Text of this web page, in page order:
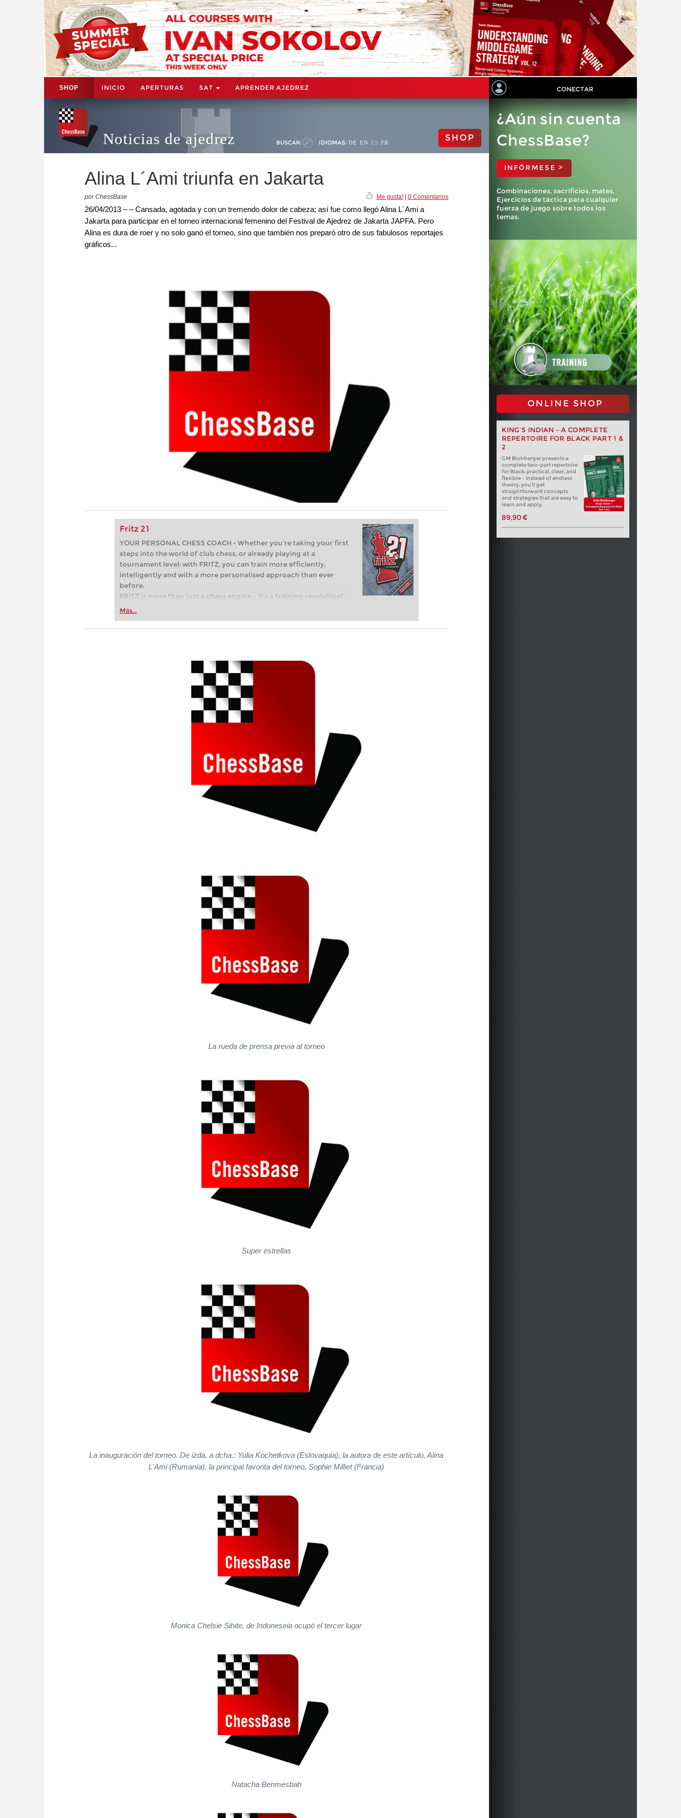
SHOP INICIO APERTURAS SAT APRENDER AJEDREZ CONECTAR
Noticias de ajedrez BUSCAR: IDIOMAS: DE EN ES FR SHOP
Alina L´Ami triunfa en Jakarta
por ChessBase Me gusta!| 0 Comentarios
26/04/2013 – – Cansada, agotada y con un tremendo dolor de cabeza; así fue como llegó Alina L´Ami a
Jakarta para participar en el torneo internacional femenino del Festival de Ajedrez de Jakarta JAPFA. Pero
Alina es dura de roer y no solo ganó el torneo, sino que también nos preparó otro de sus fabulosos reportajes
gráficos...
Fritz 21
YOUR PERSONAL CHESS COACH - Whether you’re taking your first
steps into the world of club chess, or already playing at a
tournament level: with FRITZ, you can train more efficiently,
intelligently and with a more personalised approach than ever
before.
FRITZ is more than just a chess engine – it’s a training revolution!
Whether you’re taking your first steps into the world of club chess,
more efficiently, intelligently and with a more personalised
Más...
¿Aún sin cuenta
ChessBase?
INFÓRMESE >
Combinaciones, sacrificios, mates.
Ejercicios de táctica para cualquier
fuerza de juego sobre todos los
temas.
ONLINE SHOP
KING’S INDIAN – A COMPLETE
REPERTOIRE FOR BLACK PART 1 &
2
GM Blohberger presents a
complete two-part repertoire
for Black: practical, clear, and
flexible – instead of endless
theory, you’ll get
straightforward concepts
and strategies that are easy to
learn and apply.
89,90 €
La rueda de prensa previa al torneo
Super estrellas
La inauguración del torneo. De izda. a dcha.: Yulia Kochetkova (Eslovaquia), la autora de este artículo, Alina
L'Ami (Rumanía), la principal favorita del torneo, Sophie Milliet (Francia)
Monica Chelsie Sihite, de Indoneseia ocupó el tercer lugar
Natacha Benmesbah